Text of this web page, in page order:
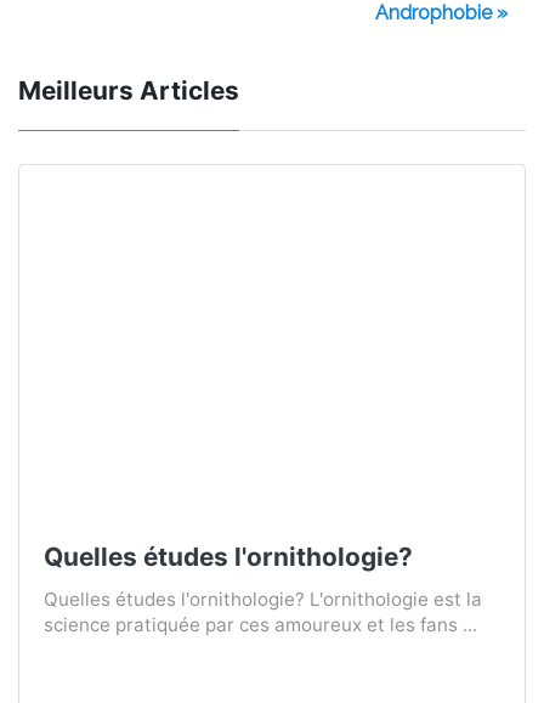
Androphobie »
Meilleurs Articles
Quelles études l'ornithologie?
Quelles études l'ornithologie? L'ornithologie est la
science pratiquée par ces amoureux et les fans ...